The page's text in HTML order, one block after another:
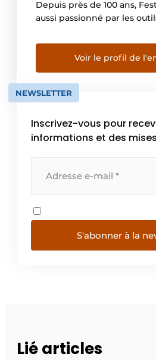
Depuis près de 100 ans,
aussi passionné par les
partage cette passion avec
ses fans : avec les
des professionnels est
atteignent plus […]
Voir le profil de
NEWSLETTER
Inscrivez-vous pour
informations et des
S'abonner à la
Lié articles